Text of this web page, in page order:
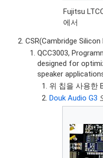
Fujitsu
에서
CSR(Cambridge
QCC3003,
designed for
speaker
위 칩을 사용한
Douk Audio G3